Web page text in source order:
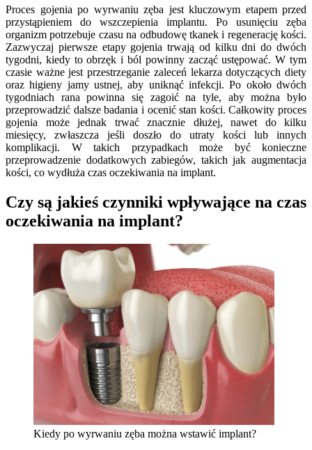
Proces gojenia po wyrwaniu zęba jest kluczowym etapem przed
przystąpieniem do wszczepienia implantu. Po usunięciu zęba
organizm potrzebuje czasu na odbudowę tkanek i regenerację kości.
Zazwyczaj pierwsze etapy gojenia trwają od kilku dni do dwóch
tygodni, kiedy to obrzęk i ból powinny zacząć ustępować. W tym
czasie ważne jest przestrzeganie zaleceń lekarza dotyczących diety
oraz higieny jamy ustnej, aby uniknąć infekcji. Po około dwóch
tygodniach rana powinna się zagoić na tyle, aby można było
przeprowadzić dalsze badania i ocenić stan kości. Całkowity proces
gojenia może jednak trwać znacznie dłużej, nawet do kilku
miesięcy, zwłaszcza jeśli doszło do utraty kości lub innych
komplikacji. W takich przypadkach może być konieczne
przeprowadzenie dodatkowych zabiegów, takich jak augmentacja
kości, co wydłuża czas oczekiwania na implant.
Czy są jakieś czynniki wpływające na czas
oczekiwania na implant?
Kiedy po wyrwaniu zęba można wstawić implant?